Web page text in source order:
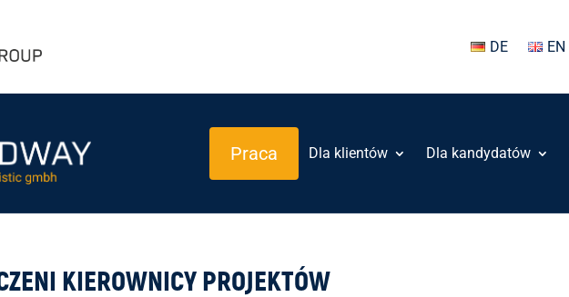
DE EN
Praca Dla klientów Dla kandydatów
KIEROWNICY PROJEKTÓW